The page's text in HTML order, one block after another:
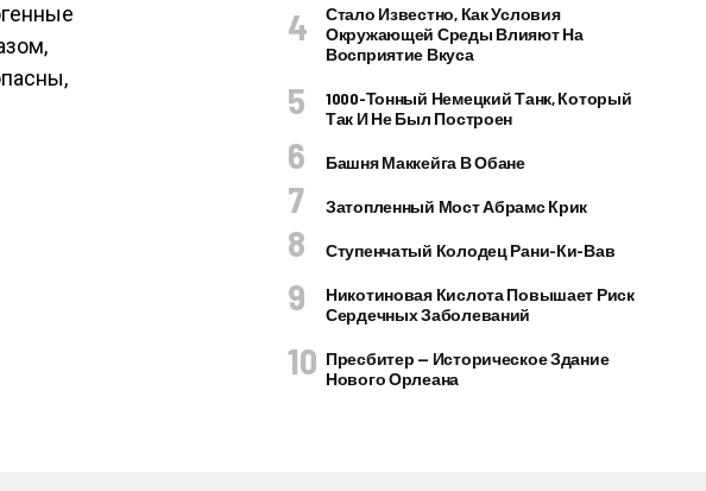
Стало Известно, Как Условия
Окружающей Среды Влияют На
Восприятие Вкуса
1000-Тонный Немецкий Танк, Который
Так И Не Был Построен
Башня Маккейга В Обане
Затопленный Мост Абрамс Крик
Ступенчатый Колодец Рани-Ки-Вав
Никотиновая Кислота Повышает Риск
Сердечных Заболеваний
Пресбитер — Историческое Здание
Нового Орлеана